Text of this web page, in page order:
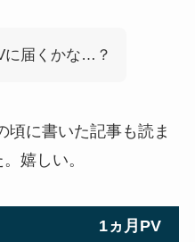
に届くかな…？
頃に書いた記事も読ま
嬉しい。
1ヵ月PV